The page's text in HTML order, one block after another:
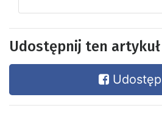
Udostępnij ten